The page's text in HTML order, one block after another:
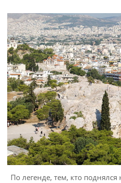
По легенде, тем, кто